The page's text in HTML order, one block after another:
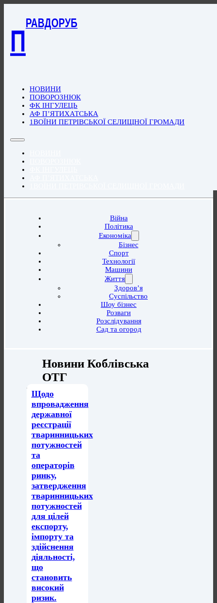
П
РАВДОРУБ
НОВИНИ
ПОВОРОЗНЮК
ФК ІНГУЛЕЦЬ
АФ П’ЯТИХАТСЬКА
1ВОЇНИ ПЕТРІВСЬКОЇ СЕЛИЩНОЇ ГРОМАДИ
Війна
Політика
Економіка
Бізнес
Спорт
Технології
Машини
Життя
Здоров’я
Суспільство
Шоу бізнес
Розваги
Розслідування
Сад та огород
Новини Коблівська
ОТГ
Щодо
впровадження
державної
реєстрації
тваринницьких
потужностей
та
операторів
ринку,
затвердження
тваринницьких
потужностей
для цілей
експорту,
імпорту та
здійснення
діяльності,
що
становить
високий
ризик.